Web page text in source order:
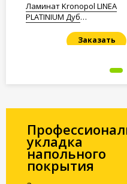
Ламинат Kronopol LINEA
PLATINIUM Дуб
Заказать
укладка
напольного
покрытия